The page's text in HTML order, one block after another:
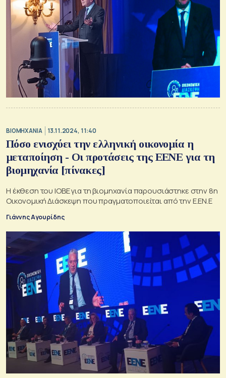
ΒΙΟΜΗΧΑΝΙΑ 13.11.2024, 11:40
Πόσο ενισχύει την ελληνική οικονομία η
μεταποίηση - Οι προτάσεις της ΕΕΝΕ για τη
βιομηχανία [πίνακες]
Η έκθεση του ΙΟΒΕ για τη βιομηχανία παρουσιάστηκε στην 8η
Οικονομική Διάσκεψη που πραγματοποιείται από την Ε.ΕΝ.Ε
Γιάννης Αγουρίδης